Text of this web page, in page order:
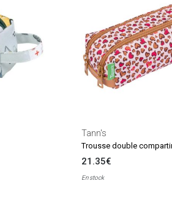
Tann's
21.35€
En stock